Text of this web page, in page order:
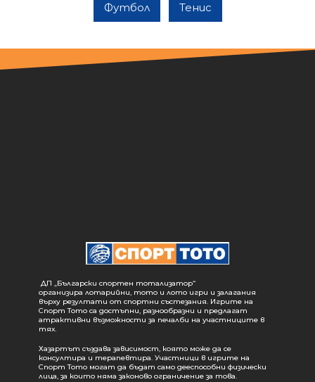
Футбол Тенис
ДП „Български спортен тотализатор“
организира лотарийни, тото и лото игри и залагания
върху резултати от спортни състезания. Игрите на
Спорт Тото са достъпни, разнообразни и предлагат
атрактивни възможности за печалби на участниците в
тях.
Хазартът създава зависимост, която може да се
консултира и терапевтира. Участници в игрите на
Спорт Тото могат да бъдат само дееспособни физически
лица, за които няма законово ограничение за това.